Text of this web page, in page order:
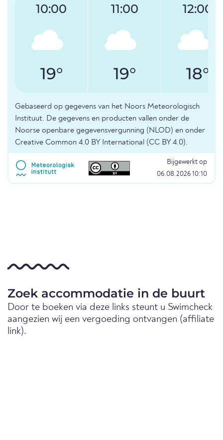
10:00
19°
11:00
19°
12:00
18°
Gebaseerd op gegevens van het Noors Meteorologisch
Instituut. De gegevens en producten vallen onder de
Noorse openbare gegevensvergunning (NLOD) en onder
Creative Common 4.0 BY International (CC BY 4.0).
Bijgewerkt op
06.08.2026 10:10
Zoek accommodatie in de buurt
Door te boeken via deze links steunt u Swimcheck
aangezien wij een vergoeding ontvangen (affiliate
link).